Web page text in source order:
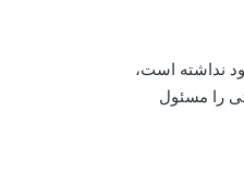
نداشته است،
را مسئول